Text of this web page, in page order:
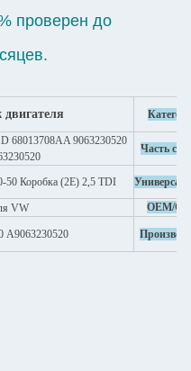
проверен до
68013708AA 9063230520
Часть
50 Коробка (2E) 2,5 TDI
VW OEM/
А9063230520